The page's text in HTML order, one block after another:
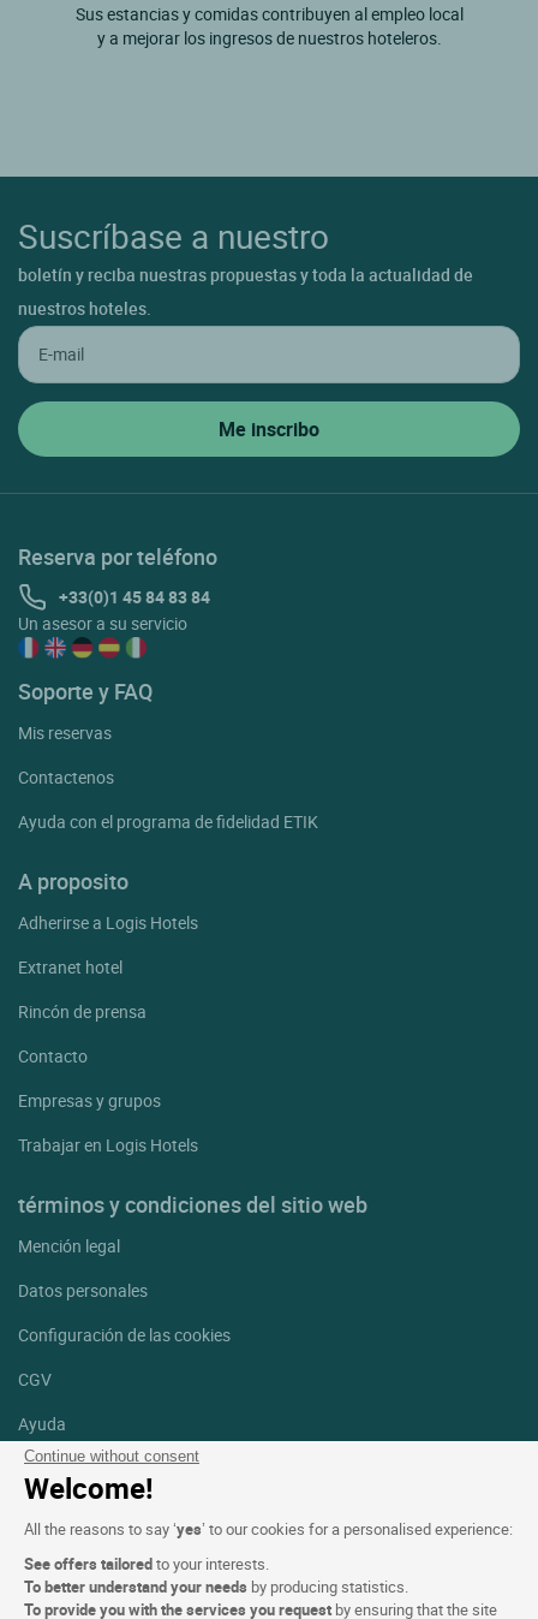
Continue without consent
Welcome!
All the reasons to say ‘yes’ to our cookies for a personalised experience:
See offers tailoredto your interests.
To better understand your needs by producing statistics.
To provide you with the services you request by ensuring that the site
Sus estancias y comidas contribuyen al empleo local
y a mejorar los ingresos de nuestros hoteleros.
Suscríbase a nuestro
boletín y reciba nuestras propuestas y toda la actualidad de
nuestros hoteles.
Reserva por teléfono
+33(0)1 45 84 83 84
Un asesor a su servicio
Soporte y FAQ
Mis reservas
Contactenos
Ayuda con el programa de fidelidad ETIK
A proposito
Adherirse a Logis Hotels
Extranet hotel
Rincón de prensa
Contacto
Empresas y grupos
Trabajar en Logis Hotels
términos y condiciones del sitio web
Mención legal
Datos personales
Configuración de las cookies
CGV
Ayuda
Mapa del sitio
fotografías
Síguenos
Facebook
Instagram